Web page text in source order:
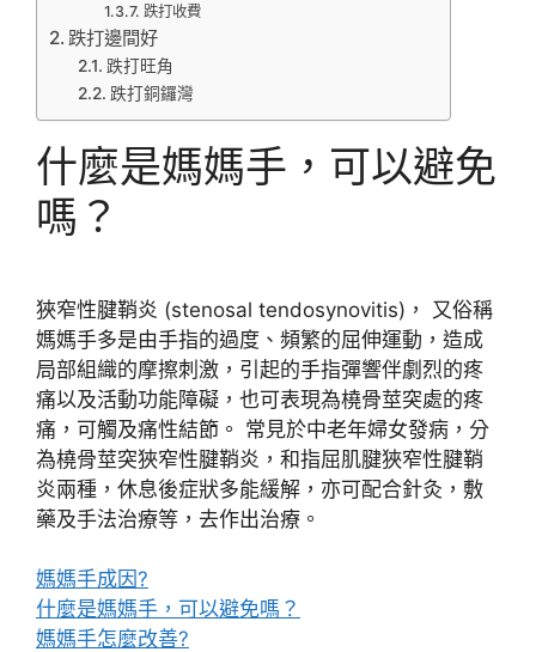
跌打收費
跌打邊間好
跌打旺角
跌打銅鑼灣
什麼是媽媽手，可以避免
嗎？
狹窄性腱鞘炎 (stenosal tendosynovitis)， 又俗稱
媽媽手多是由手指的過度、頻繁的屈伸運動，造成
局部組織的摩擦刺激，引起的手指彈響伴劇烈的疼
痛以及活動功能障礙，也可表現為橈骨莖突處的疼
痛，可觸及痛性結節。 常見於中老年婦女發病，分
為橈骨莖突狹窄性腱鞘炎，和指屈肌腱狹窄性腱鞘
炎兩種，休息後症狀多能緩解，亦可配合針灸，敷
藥及手法治療等，去作出治療。
媽媽手成因?
什麼是媽媽手，可以避免嗎？
媽媽手怎麼改善?